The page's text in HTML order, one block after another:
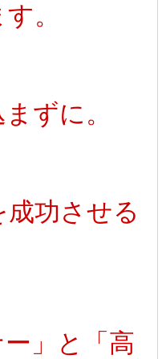
。
ずに。
功させる
ー」と「高